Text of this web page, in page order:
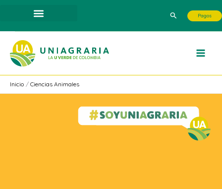
contenido
Buscar Pagos
Inicio Ciencias Animales